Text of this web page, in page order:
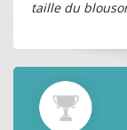
taille du